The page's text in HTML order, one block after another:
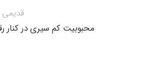
قدیمی
محبوبیت کم سیری در کنار